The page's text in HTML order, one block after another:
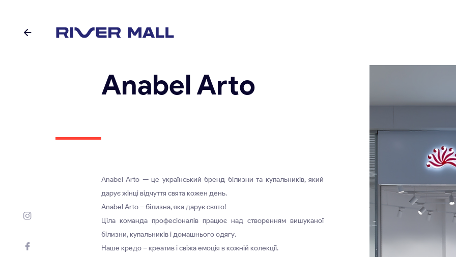
Anabel Arto
Anabel Arto — це український бренд білизни та купальників, який
дарує жінці відчуття свята кожен день.
Anabel Arto – білизна, яка дарує свято!
Ціла команда професіоналів працює над створенням вишуканої
білизни, купальників і домашнього одягу.
Наше кредо – креатив і свіжа емоція в кожній колекції.